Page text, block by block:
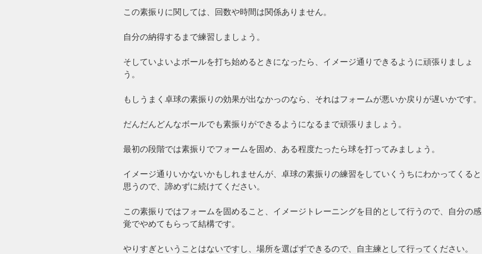
この素振りに関しては、回数や時間は関係ありません。
自分の納得するまで練習しましょう。
そしていよいよボールを打ち始めるときになったら、イメージ通りできるように頑張りましょ
う。
もしうまく卓球の素振りの効果が出なかっのなら、それはフォームが悪いか戻りが遅いかです。
だんだんどんなボールでも素振りができるようになるまで頑張りましょう。
最初の段階では素振りでフォームを固め、ある程度たったら球を打ってみましょう。
イメージ通りいかないかもしれませんが、卓球の素振りの練習をしていくうちにわかってくると
思うので、諦めずに続けてください。
この素振りではフォームを固めること、イメージトレーニングを目的として行うので、自分の感
覚でやめてもらって結構です。
やりすぎということはないですし、場所を選ばずできるので、自主練として行ってください。